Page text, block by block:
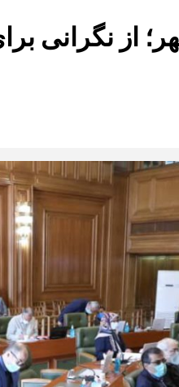
نگرانی